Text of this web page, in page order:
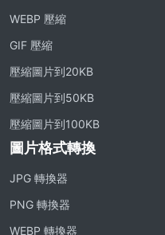
WEBP 壓縮
GIF 壓縮
壓縮圖片到20KB
壓縮圖片到50KB
壓縮圖片到100KB
圖片格式轉換
JPG 轉換器
PNG 轉換器
WEBP 轉換器